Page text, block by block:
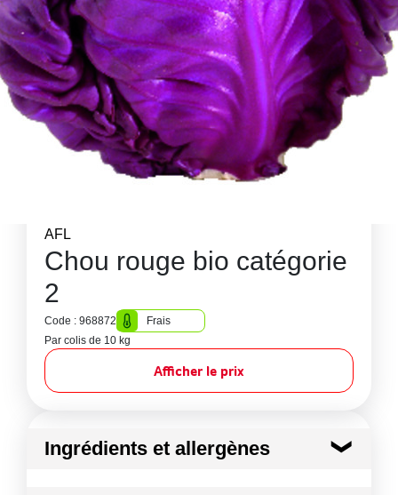
AFL
Chou rouge bio catégorie
2
Code : 968872
Frais
Par colis de 10 kg
Afficher le prix
Ingrédients et allergènes